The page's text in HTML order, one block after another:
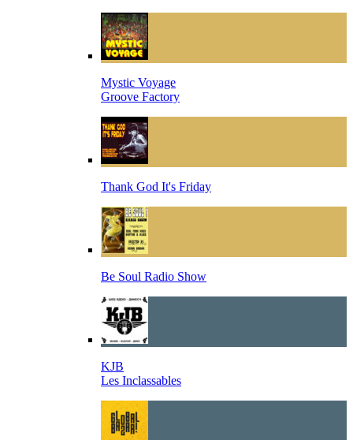
Mystic Voyage
Groove Factory
Thank God It's Friday
Be Soul Radio Show
KJB
Les Inclassables